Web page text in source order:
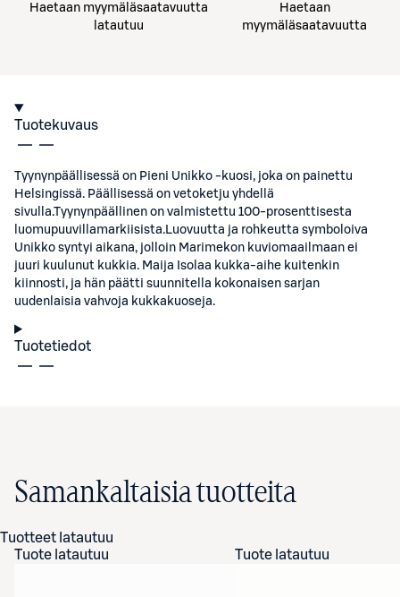
Haetaan myymäläsaatavuutta
latautuu
Haetaan
myymäläsaatavuutta
Tuotekuvaus
Tyynynpäällisessä on Pieni Unikko -kuosi, joka on painettu
Helsingissä. Päällisessä on vetoketju yhdellä
sivulla.Tyynynpäällinen on valmistettu 100-prosenttisesta
luomupuuvillamarkiisista.Luovuutta ja rohkeutta symboloiva
Unikko syntyi aikana, jolloin Marimekon kuviomaailmaan ei
juuri kuulunut kukkia. Maija Isolaa kukka-aihe kuitenkin
kiinnosti, ja hän päätti suunnitella kokonaisen sarjan
uudenlaisia vahvoja kukkakuoseja.
Tuotetiedot
Samankaltaisia tuotteita
Tuotteet latautuu
Tuote latautuu
Tuote latautuu